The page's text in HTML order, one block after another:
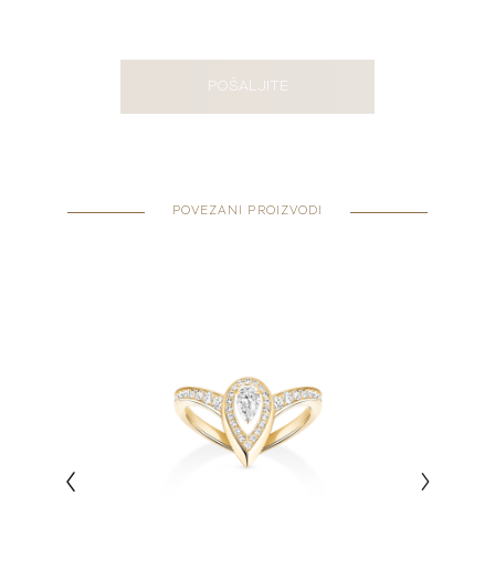
POŠALJITE
POVEZANI PROIZVODI